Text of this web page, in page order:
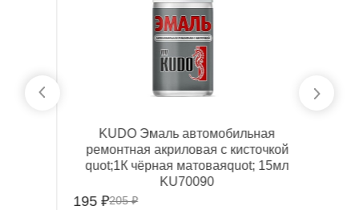
KUDO Эмаль автомобильная
ремонтная акриловая с кисточкой
quot;1К чёрная матоваяquot; 15мл
KU70090
195 ₽205 ₽